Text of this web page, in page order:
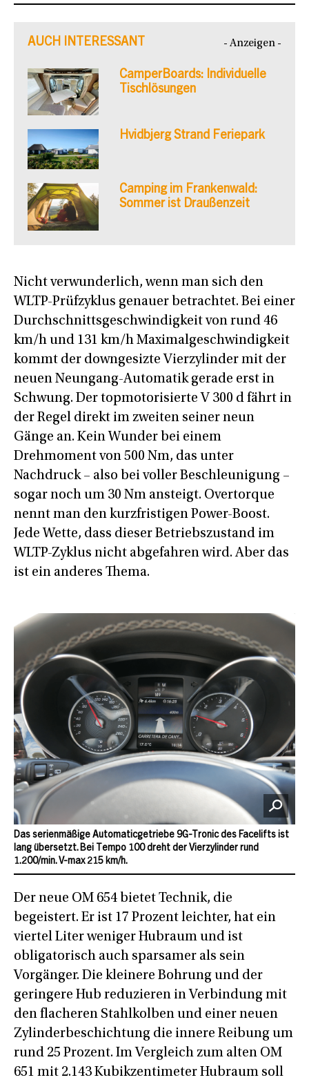
AUCH INTERESSANT - Anzeigen -
CamperBoards: Individuelle
Tischlösungen
Hvidbjerg Strand Feriepark
Camping im Frankenwald:
Sommer ist Draußenzeit
Nicht verwunderlich, wenn man sich den
WLTP-Prüfzyklus genauer betrachtet. Bei einer
Durchschnittsgeschwindigkeit von rund 46
km/h und 131 km/h Maximalgeschwindigkeit
kommt der downgesizte Vierzylinder mit der
neuen Neungang-Automatik gerade erst in
Schwung. Der topmotorisierte V 300 d fährt in
der Regel direkt im zweiten seiner neun
Gänge an. Kein Wunder bei einem
Drehmoment von 500 Nm, das unter
Nachdruck – also bei voller Beschleunigung –
sogar noch um 30 Nm ansteigt. Overtorque
nennt man den kurzfristigen Power-Boost.
Jede Wette, dass dieser Betriebszustand im
WLTP-Zyklus nicht abgefahren wird. Aber das
ist ein anderes Thema.
Das serienmäßige Automaticgetriebe 9G-Tronic des Facelifts ist
lang übersetzt. Bei Tempo 100 dreht der Vierzylinder rund
1.200/min. V-max 215 km/h.
Der neue OM 654 bietet Technik, die
begeistert. Er ist 17 Prozent leichter, hat ein
viertel Liter weniger Hubraum und ist
obligatorisch auch sparsamer als sein
Vorgänger. Die kleinere Bohrung und der
geringere Hub reduzieren in Verbindung mit
den flacheren Stahlkolben und einer neuen
Zylinderbeschichtung die innere Reibung um
rund 25 Prozent. Im Vergleich zum alten OM
651 mit 2.143 Kubikzentimeter Hubraum soll